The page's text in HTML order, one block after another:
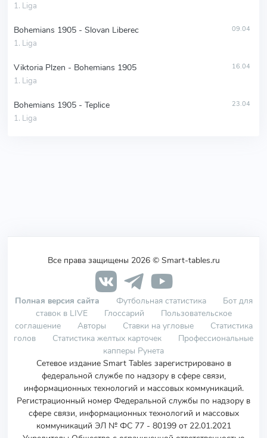
1. Liga
Bohemians 1905 - Slovan Liberec
1. Liga
09.04
Viktoria Plzen - Bohemians 1905
1. Liga
16.04
Bohemians 1905 - Teplice
1. Liga
23.04
Все права защищены 2026 © Smart-tables.ru
Полная версия сайта Футбольная статистика
Бот для
ставок в LIVE
Глоссарий
Пользовательское
соглашение
Авторы Ставки на угловые
Статистика
голов
Статистика желтых карточек
Профессиональные
капперы Рунета
Сетевое издание Smart Tables зарегистрировано в
федеральной службе по надзору в сфере связи,
информационных технологий и массовых коммуникаций.
Регистрационный номер Федеральной службы по надзору в
сфере связи, информационных технологий и массовых
коммуникаций ЭЛ № ФС 77 - 80199 от 22.01.2021